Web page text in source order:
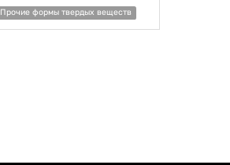
Прочие формы твердых веществ